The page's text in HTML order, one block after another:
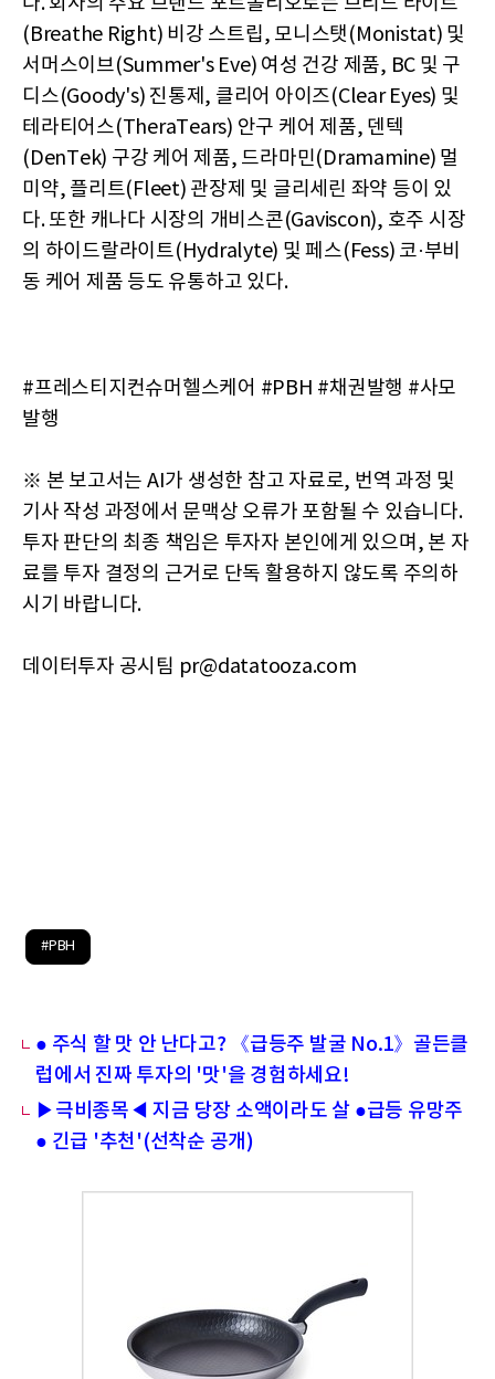
(Breathe Right) 비강 스트립, 모니스탯(Monistat) 및
서머스이브(Summer's Eve) 여성 건강 제품, BC 및 구
디스(Goody's) 진통제, 클리어 아이즈(Clear Eyes) 및
테라티어스(TheraTears) 안구 케어 제품, 덴텍
(DenTek) 구강 케어 제품, 드라마민(Dramamine) 멀
미약, 플리트(Fleet) 관장제 및 글리세린 좌약 등이 있
다. 또한 캐나다 시장의 개비스콘(Gaviscon), 호주 시장
의 하이드랄라이트(Hydralyte) 및 페스(Fess) 코·부비
동 케어 제품 등도 유통하고 있다.
#프레스티지컨슈머헬스케어 #PBH #채권발행 #사모
발행
※ 본 보고서는 AI가 생성한 참고 자료로, 번역 과정 및
기사 작성 과정에서 문맥상 오류가 포함될 수 있습니다.
투자 판단의 최종 책임은 투자자 본인에게 있으며, 본 자
료를 투자 결정의 근거로 단독 활용하지 않도록 주의하
시기 바랍니다.
데이터투자 공시팀 pr@datatooza.com
#PBH
● 주식 할 맛 안 난다고? 《급등주 발굴 No.1》골든클
럽에서 진짜 투자의 '맛'을 경험하세요!
▶극비종목◀ 지금 당장 소액이라도 살 ●급등 유망주
● 긴급 '추천'(선착순 공개)